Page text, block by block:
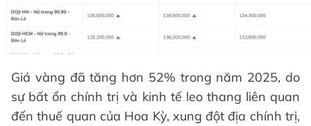
Giá vàng đã tăng hơn 52% trong năm 2025, do
sự bất ổn chính trị và kinh tế leo thang liên quan
đến thuế quan của Hoa Kỳ, xung đột địa chính trị,